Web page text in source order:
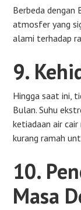
Berbeda dengan
atmosfer yang
alami terhadap
9.
Hingga saat ini,
Bulan. Suhu
ketiadaan air
kurang ramah
10.
Masa